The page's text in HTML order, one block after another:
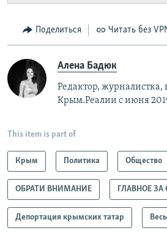
Поделиться Читать без
Алена Бадюк
Редактор, журналистка,
Крым.Реалии с июня
This item is part of
Крым Политика Общество
ОБРАТИ ВНИМАНИЕ ГЛАВНОЕ ЗА
Депортация крымских татар